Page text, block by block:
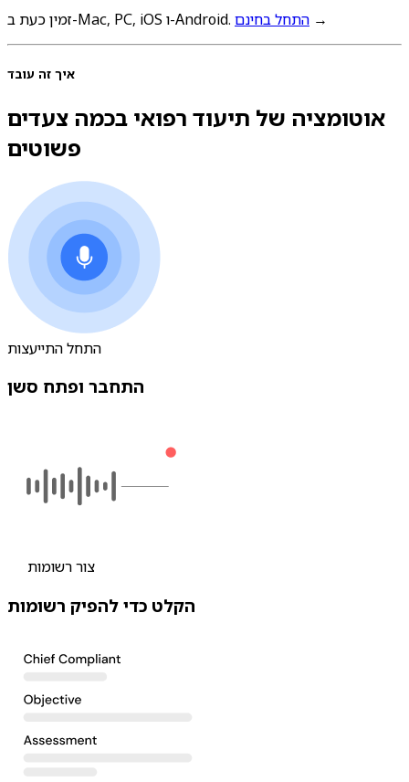
זמין כעת ב-Mac, PC, iOS ו-Android. התחל בחינם →
איך זה עובד
אוטומציה של תיעוד רפואי בכמה צעדים
פשוטים
התחל התייעצות
התחבר ופתח סשן
צור רשומות
הקלט כדי להפיק רשומות